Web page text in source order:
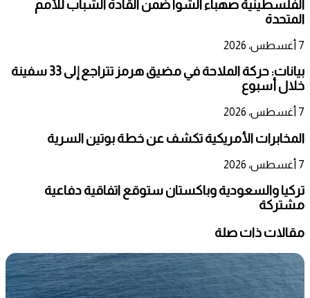
الفلسطينية صهباء الشوا ضمن القادة الشباب للأمم
المتحدة
7 أغسطس، 2026
بيانات: حركة الملاحة في مضيق هرمز تتراجع إلى 33 سفينة
خلال أسبوع
7 أغسطس، 2026
المخابرات الأمريكية تكشف عن خطة بوتين السرية
7 أغسطس، 2026
تركيا والسعودية وباكستان ستوقع اتفاقية دفاعية
مشتركة
مقالات ذات صلة